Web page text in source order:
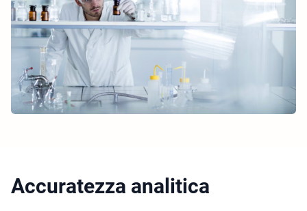
Accuratezza analitica